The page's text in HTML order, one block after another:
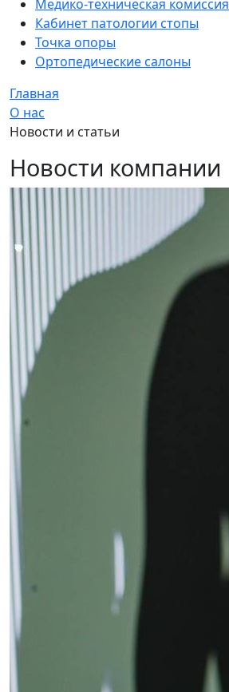
Медико-техническая комиссия
Кабинет патологии стопы
Точка опоры
Ортопедические салоны
Главная
О нас
Новости и статьи
Новости компании